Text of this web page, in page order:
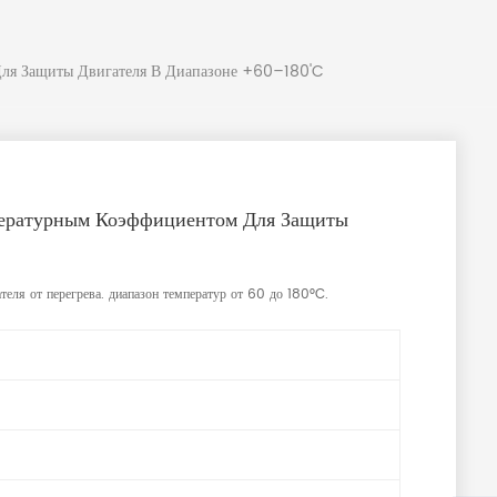
Защиты Двигателя В Диапазоне +60–180'C
Коэффициентом Для Защиты
от перегрева. диапазон температур от 60 до 180°C.